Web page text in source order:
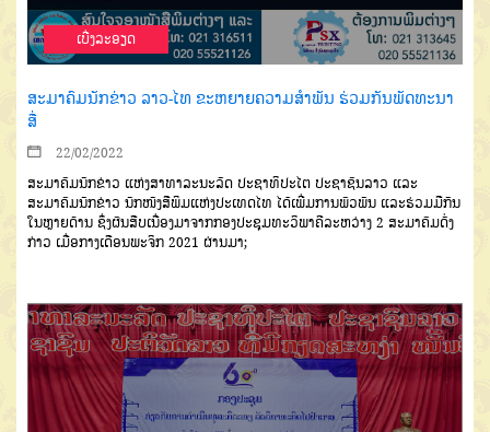
ເບີ່ງລະອຽດ
ສະ​ມາ​ຄົມ​​ນັກ​ຂ່າວ ລາວ-ໄທ ຂະຫຍາຍຄວາມສຳພັນ ຮ່ວມກັນພັດທະນາ
ສື່
22/02/2022
ສະມາຄົມນັກຂ່າວ ແຫ່ງສາທາລະນະລັດ ປະຊາທິປະໄຕ ປະຊາຊົນລາວ ແລະ
ສະມາຄົມນັກຂ່າວ ນັກໜັງສືພິມແຫ່ງປະເທດໄທ ໄດ້ເພີ່ມການພົວພັນ ແລະຮ່ວມມືກັນ
ໃນຫຼາຍດ້ານ ຊຶ່ງຜົນສືບເນື່ອງມາຈາກກອງປະຊຸມທະວິພາຄີລະຫວ່າງ 2 ສະມາຄົມດັ່ງ
ກ່າວ ເມື່ອກາງເດືອນພະຈິກ 2021 ຜ່ານມາ;